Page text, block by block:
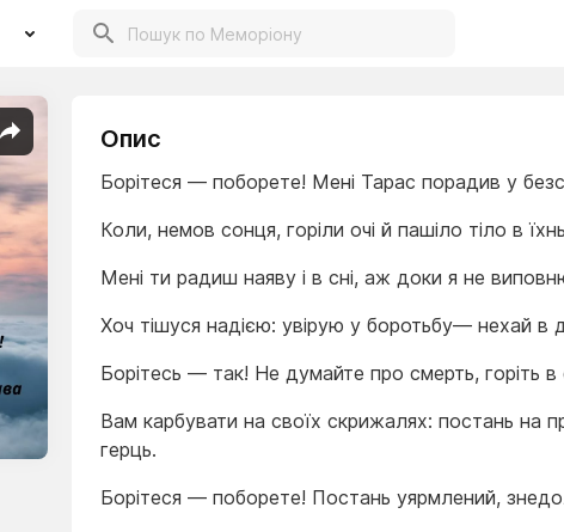
Опис
Борітеся — поборете! Мені Тарас порадив у
Коли, немов сонця, горіли очі й пашіло тіло в
Мені ти радиш наяву і в сні, аж доки я не
Хоч тішуся надією: увірую у боротьбу— нехай в
Борітесь — так! Не думайте про смерть, горіть в
Вам карбувати на своїх скрижалях: постань на
герць.
Борітеся — поборете! Постань уярмлений,